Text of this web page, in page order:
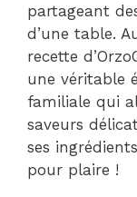
partageant
d’une table.
recette
une véritable
familiale qui
saveurs
ses
pour plaire !